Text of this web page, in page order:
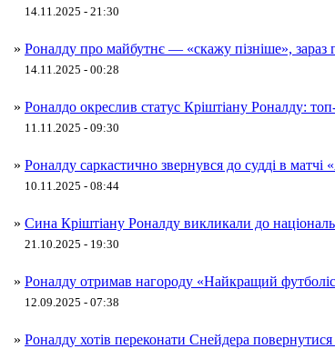
14.11.2025 - 21:30
» Роналду про майбутнє — «скажу пізніше», зараз
14.11.2025 - 00:28
» Роналдо окреслив статус Кріштіану Роналду:
11.11.2025 - 09:30
» Роналду саркастично звернувся до судді в
10.11.2025 - 08:44
» Сина Кріштіану Роналду викликали до
21.10.2025 - 19:30
» Роналду отримав нагороду «Найкращий
12.09.2025 - 07:38
» Роналду хотів переконати Снейдера